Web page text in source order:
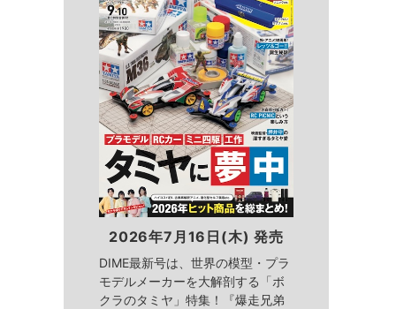
2026年7月16日(木) 発売
DIME最新号は、世界の模型・プラ
モデルメーカーを大解剖する「ボ
クラのタミヤ」特集！『爆走兄弟